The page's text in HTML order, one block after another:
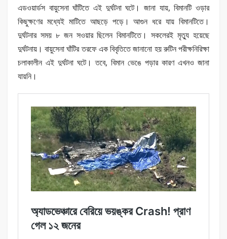
এডওয়ার্ডস বায়ুসেনা ঘাঁটিতে এই দুর্ঘটনা ঘটে। জানা যায়, বিমানটি ওড়ার
কিছুক্ষণের মধ্যেই মাটিতে আছড়ে পড়ে। আগুন ধরে যায় বিমানটিতে।
দুর্ঘটনার সময় ৮ জন সওয়ার ছিলেন বিমানটিতে। সকলেরই মৃত্যু হয়েছে
দুর্ঘটনায়। বায়ুসেনা ঘাঁটির তরফে এক বিবৃতিতে জানানো হয় রুটিন পরীক্ষনিরিক্ষা
চলাকালীন এই দুর্ঘটনা ঘটে। তবে, বিমান ভেঙে পড়ার কারণ এখনও জানা
যায়নি।